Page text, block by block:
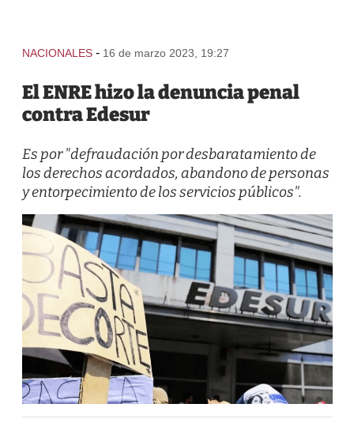
NACIONALES - 16 de marzo 2023, 19:27
El ENRE hizo la denuncia penal
contra Edesur
Es por "defraudación por desbaratamiento de
los derechos acordados, abandono de personas
y entorpecimiento de los servicios públicos".